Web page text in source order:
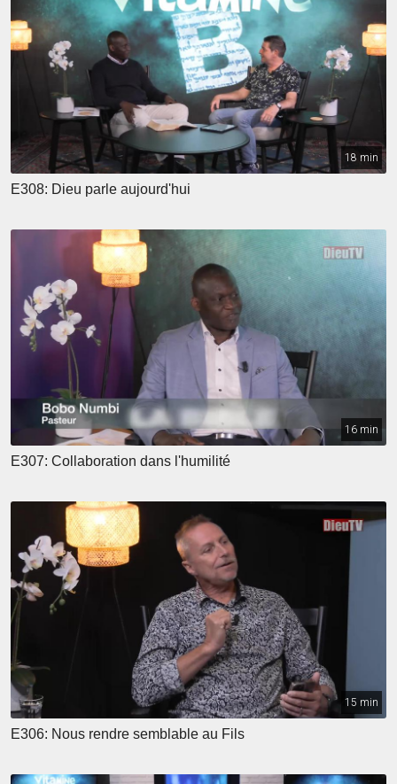
18 min
E308: Dieu parle aujourd'hui
16 min
E307: Collaboration dans l'humilité
15 min
E306: Nous rendre semblable au Fils